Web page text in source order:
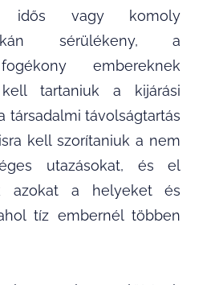
idős vagy komoly
sérülékeny, a
embereknek
tartaniuk a kijárási
társadalmi távolságtartás
kell szorítaniuk a nem
utazásokat, és el
azokat a helyeket és
tíz embernél többen